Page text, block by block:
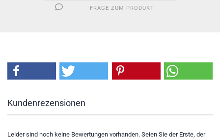
FRAGE ZUM PRODUKT
Kundenrezensionen
Leider sind noch keine Bewertungen vorhanden. Seien Sie der Erste, der